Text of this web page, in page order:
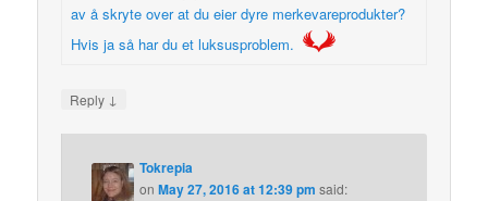
av å skryte over at du eier dyre merkevareprodukter?
Hvis ja så har du et luksusproblem.
Reply ↓
Tokrepia
onMay 27, 2016 at 12:39 pm said: